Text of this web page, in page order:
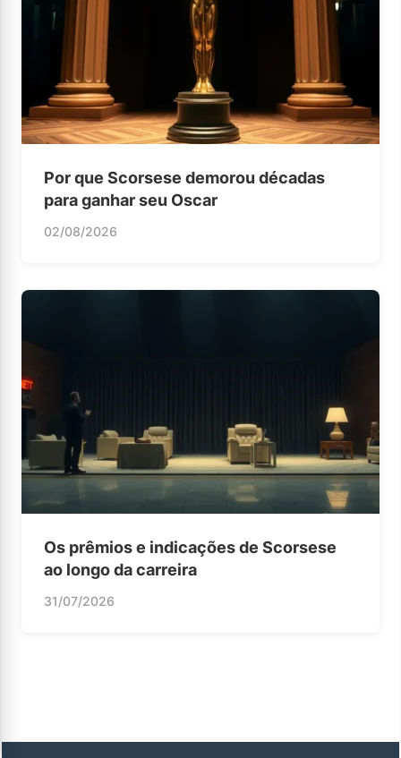
Por que Scorsese demorou décadas
para ganhar seu Oscar
02/08/2026
Os prêmios e indicações de Scorsese
ao longo da carreira
31/07/2026